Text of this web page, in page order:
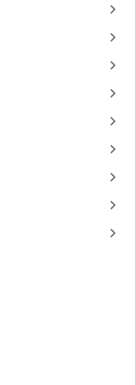
keyboard_arrow_right
keyboard_arrow_right
keyboard_arrow_right
keyboard_arrow_right
keyboard_arrow_right
keyboard_arrow_right
keyboard_arrow_right
keyboard_arrow_right
keyboard_arrow_right